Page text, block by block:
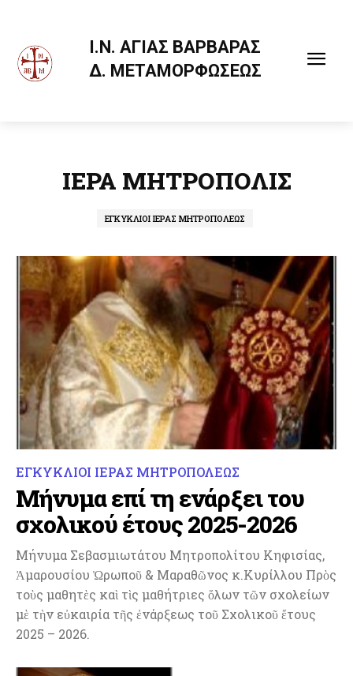
Ι.Ν. ΑΓΙΑΣ ΒΑΡΒΑΡΑΣ
Δ. ΜΕΤΑΜΟΡΦΩΣΕΩΣ
ΙΕΡΑ ΜΗΤΡΟΠΟΛΙΣ
ΕΓΚΥΚΛΙΟΙ ΙΕΡΑΣ ΜΗΤΡΟΠΟΛΕΩΣ
ΕΓΚΥΚΛΙΟΙ ΙΕΡΑΣ ΜΗΤΡΟΠΟΛΕΩΣ
Μήνυμα επί τη ενάρξει του
σχολικού έτους 2025-2026
Μήνυμα Σεβασμιωτάτου Μητροπολίτου Κηφισίας,
Ἀμαρουσίου Ὠρωποῦ & Μαραθῶνος κ.Κυρίλλου Πρὸς
τοὺς μαθητὲς καὶ τὶς μαθήτριες ὅλων τῶν σχολείων
μὲ τὴν εὐκαιρία τῆς ἐνάρξεως τοῦ Σχολικοῦ ἔτους
2025 – 2026.